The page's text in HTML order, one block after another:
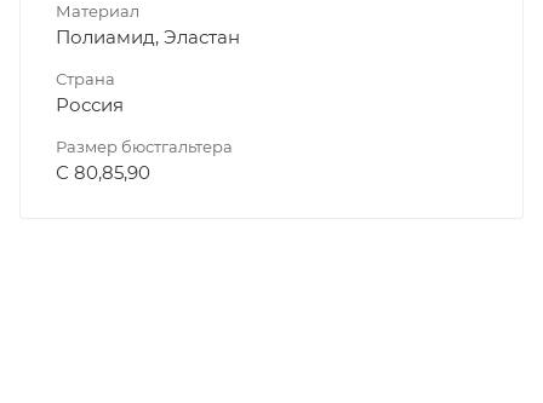
Материал
Полиамид, Эластан
Страна
Россия
Размер бюстгальтера
С 80,85,90